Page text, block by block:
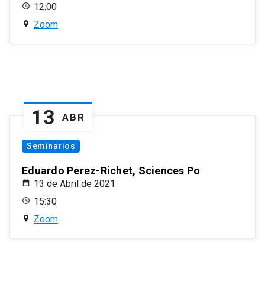
12:00
Zoom
13 ABR
Seminarios
Eduardo Perez-Richet, Sciences Po
13 de Abril de 2021
15:30
Zoom